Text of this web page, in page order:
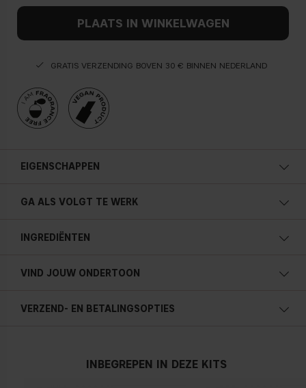
PLAATS IN WINKELWAGEN
GRATIS VERZENDING BOVEN 30 € BINNEN NEDERLAND
EIGENSCHAPPEN
Langhoudend tot 12 uur*
Gewichtloze en opbouwbare dekking
Naadloos resultaat
Vitamine E als antioxidant
GA ALS VOLGT TE WERK
INGREDIËNTEN
VIND JOUW ONDERTOON
Koele ondertoon
VERZEND- EN BETALINGSOPTIES
INBEGREPEN IN DEZE KITS